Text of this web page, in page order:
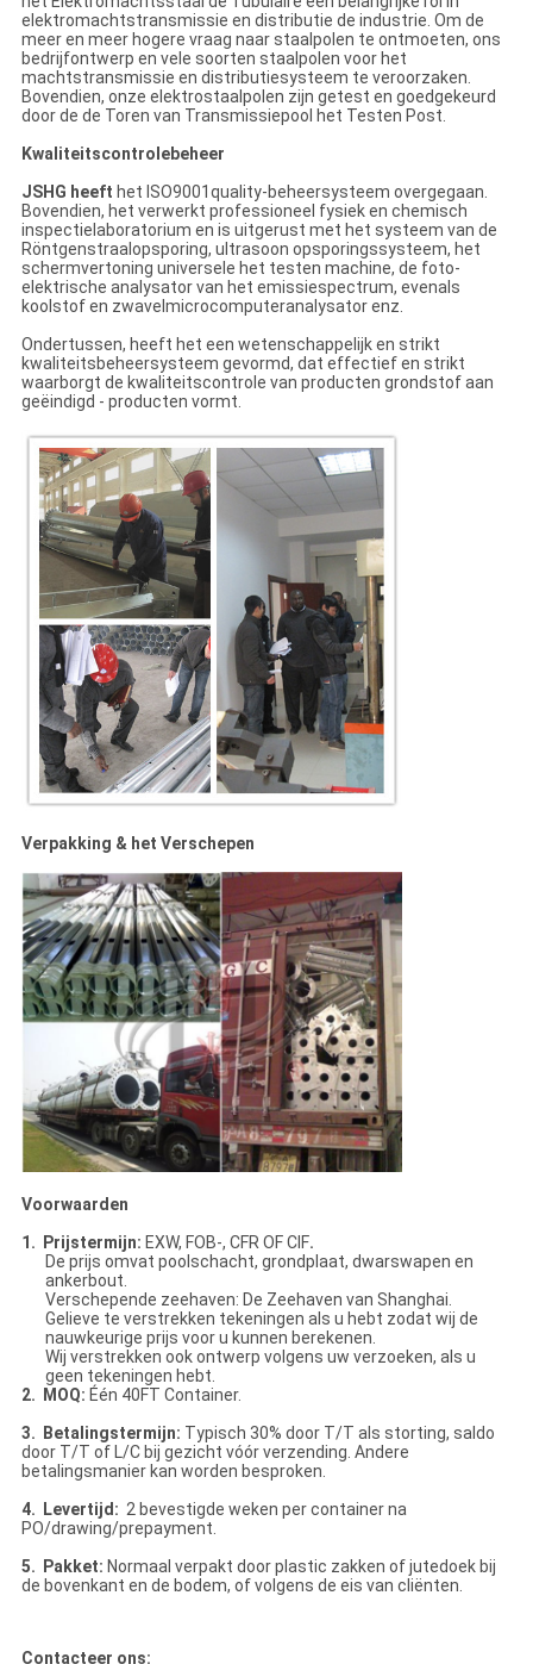
elektromachtstransmissie en distributie de industrie. Om de
meer en meer hogere vraag naar staalpolen te ontmoeten, ons
bedrijfontwerp en vele soorten staalpolen voor het
machtstransmissie en distributiesysteem te veroorzaken.
Bovendien, onze elektrostaalpolen zijn getest en goedgekeurd
door de de Toren van Transmissiepool het Testen Post.
Kwaliteitscontrolebeheer
JSHG heeft het ISO9001quality-beheersysteem overgegaan.
Bovendien, het verwerkt professioneel fysiek en chemisch
inspectielaboratorium en is uitgerust met het systeem van de
Röntgenstraalopsporing, ultrasoon opsporingssysteem, het
schermvertoning universele het testen machine, de foto-
elektrische analysator van het emissiespectrum, evenals
koolstof en zwavelmicrocomputeranalysator enz.
Ondertussen, heeft het een wetenschappelijk en strikt
kwaliteitsbeheersysteem gevormd, dat effectief en strikt
waarborgt de kwaliteitscontrole van producten grondstof aan
geëindigd - producten vormt.
Verpakking & het Verschepen
Voorwaarden
1. Prijstermijn: EXW, FOB-, CFR OF CIF.
De prijs omvat poolschacht, grondplaat, dwarswapen en
ankerbout.
Verschepende zeehaven: De Zeehaven van Shanghai.
Gelieve te verstrekken tekeningen als u hebt zodat wij de
nauwkeurige prijs voor u kunnen berekenen.
Wij verstrekken ook ontwerp volgens uw verzoeken, als u
geen tekeningen hebt.
2. MOQ: Één 40FT Container.
3. Betalingstermijn: Typisch 30% door T/T als storting, saldo
door T/T of L/C bij gezicht vóór verzending. Andere
betalingsmanier kan worden besproken.
4. Levertijd: 2 bevestigde weken per container na
PO/drawing/prepayment.
5. Pakket: Normaal verpakt door plastic zakken of jutedoek bij
de bovenkant en de bodem, of volgens de eis van cliënten.
Contacteer ons: